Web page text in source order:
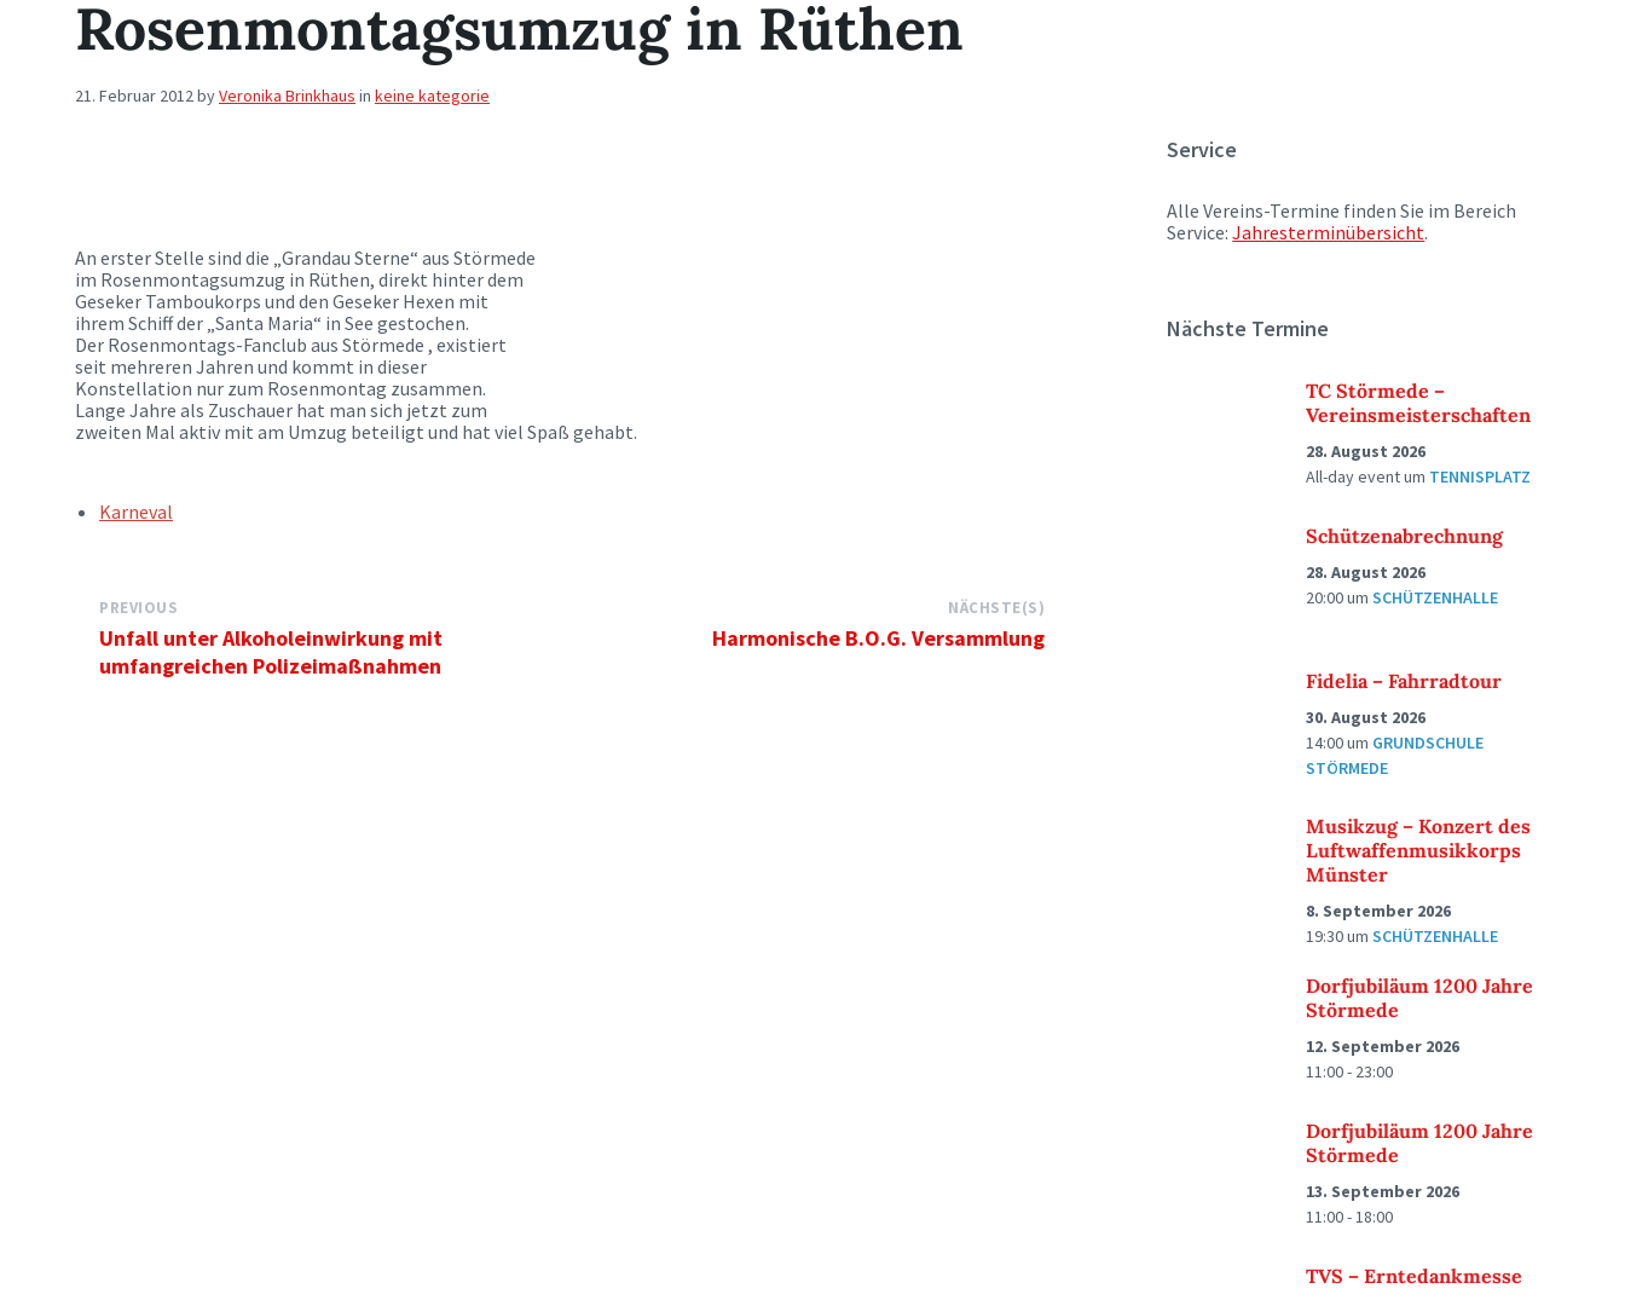
Rosenmontagsumzug in Rüthen
21. Februar 2012byVeronika Brinkhaus in keine kategorie
An erster Stelle sind die „Grandau Sterne“ aus Störmede
im Rosenmontagsumzug in Rüthen, direkt hinter dem
Geseker Tamboukorps und den Geseker Hexen mit
ihrem Schiff der „Santa Maria“ in See gestochen.
Der Rosenmontags-Fanclub aus Störmede , existiert
seit mehreren Jahren und kommt in dieser
Konstellation nur zum Rosenmontag zusammen.
Lange Jahre als Zuschauer hat man sich jetzt zum
zweiten Mal aktiv mit am Umzug beteiligt und hat viel Spaß gehabt.
TAGS:Karneval
PREVIOUS
Unfall unter Alkoholeinwirkung mit
umfangreichen Polizeimaßnahmen
NÄCHSTE(S)
Harmonische B.O.G. Versammlung
Service
Alle Vereins-Termine finden Sie im Bereich
Service:Jahresterminübersicht.
Nächste Termine
TC Störmede –
Vereinsmeisterschaften
28. August 2026
All-day eventum TENNISPLATZ
Schützenabrechnung
28. August 2026
20:00umSCHÜTZENHALLE
Fidelia – Fahrradtour
30. August 2026
14:00um GRUNDSCHULE
STÖRMEDE
Musikzug – Konzert des
Luftwaffenmusikkorps
Münster
8. September 2026
19:30umSCHÜTZENHALLE
Dorfjubiläum 1200 Jahre
Störmede
12. September 2026
11:00 - 23:00
Dorfjubiläum 1200 Jahre
Störmede
13. September 2026
11:00 - 18:00
TVS – Erntedankmesse